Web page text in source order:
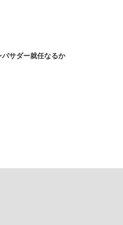
サダー就任なるか